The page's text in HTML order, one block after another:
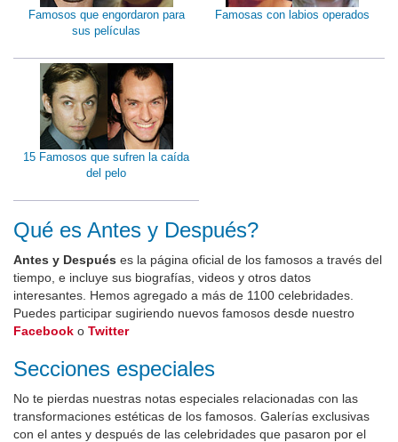
Famosos que engordaron para
sus películas
Famosas con labios operados
15 Famosos que sufren la caída
del pelo
Qué es Antes y Después?
Antes y Después es la página oficial de los famosos a través del
tiempo, e incluye sus biografías, videos y otros datos
interesantes. Hemos agregado a más de 1100 celebridades.
Puedes participar sugiriendo nuevos famosos desde nuestro
Facebook o Twitter
Secciones especiales
No te pierdas nuestras notas especiales relacionadas con las
transformaciones estéticas de los famosos. Galerías exclusivas
con el antes y después de las celebridades que pasaron por el